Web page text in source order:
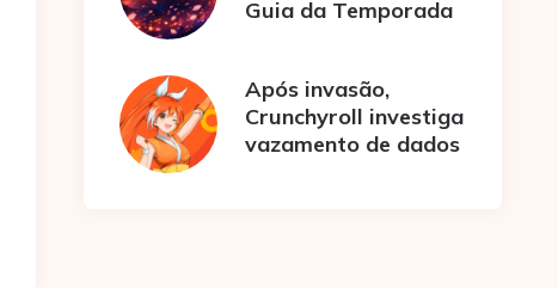
Guia da Temporada
Após invasão,
Crunchyroll investiga
vazamento de dados